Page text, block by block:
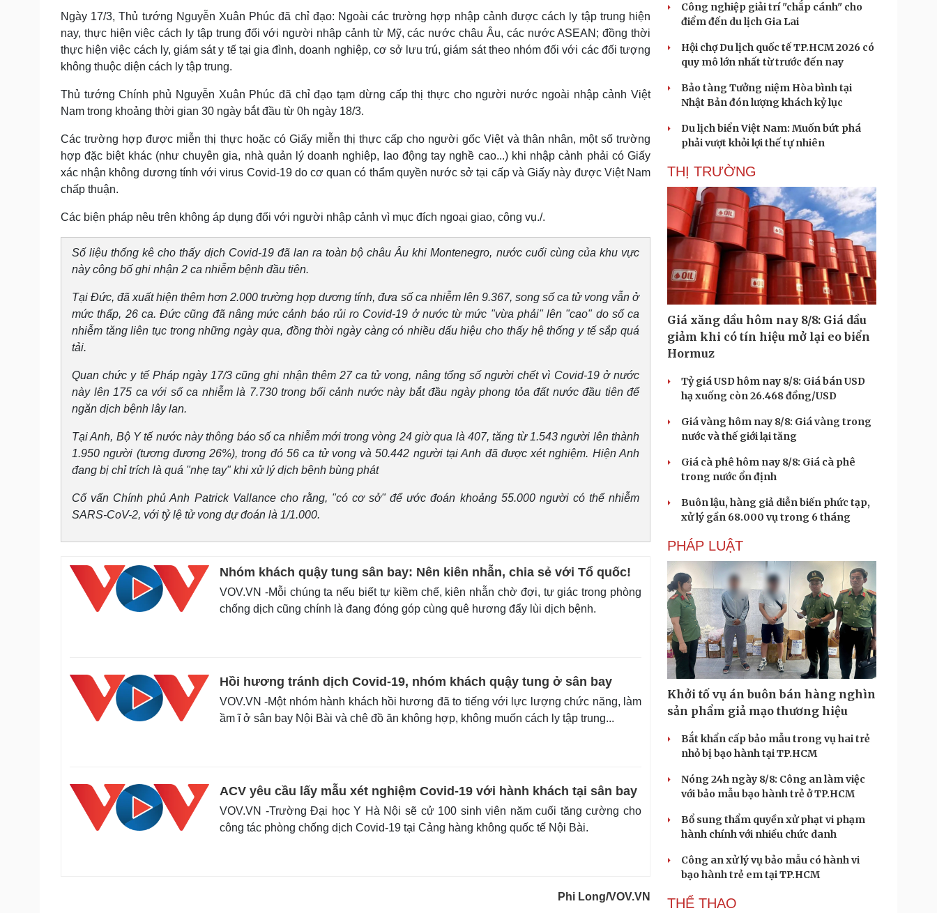
Ngày 17/3, Thủ tướng Nguyễn Xuân Phúc đã chỉ đạo: Ngoài các trường hợp nhập cảnh được cách ly tập trung hiện
nay, thực hiện việc cách ly tập trung đối với người nhập cảnh từ Mỹ, các nước châu Âu, các nước ASEAN; đồng thời
thực hiện việc cách ly, giám sát y tế tại gia đình, doanh nghiệp, cơ sở lưu trú, giám sát theo nhóm đối với các đối tượng
không thuộc diện cách ly tập trung.
Thủ tướng Chính phủ Nguyễn Xuân Phúc đã chỉ đạo tạm dừng cấp thị thực cho người nước ngoài nhập cảnh Việt
Nam trong khoảng thời gian 30 ngày bắt đầu từ 0h ngày 18/3.
Các trường hợp được miễn thị thực hoặc có Giấy miễn thị thực cấp cho người gốc Việt và thân nhân, một số trường
hợp đặc biệt khác (như chuyên gia, nhà quản lý doanh nghiệp, lao động tay nghề cao...) khi nhập cảnh phải có Giấy
xác nhận không dương tính với virus Covid-19 do cơ quan có thẩm quyền nước sở tại cấp và Giấy này được Việt Nam
chấp thuận.
Các biện pháp nêu trên không áp dụng đối với người nhập cảnh vì mục đích ngoại giao, công vụ./.
Số liệu thống kê cho thấy dịch Covid-19 đã lan ra toàn bộ châu Âu khi Montenegro, nước cuối cùng của khu vực
này công bố ghi nhận 2 ca nhiễm bệnh đầu tiên.
Tại Đức, đã xuất hiện thêm hơn 2.000 trường hợp dương tính, đưa số ca nhiễm lên 9.367, song số ca tử vong vẫn ở
mức thấp, 26 ca. Đức cũng đã nâng mức cảnh báo rủi ro Covid-19 ở nước từ mức "vừa phải" lên "cao" do số ca
nhiễm tăng liên tục trong những ngày qua, đồng thời ngày càng có nhiều dấu hiệu cho thấy hệ thống y tế sắp quá
tải.
Quan chức y tế Pháp ngày 17/3 cũng ghi nhận thêm 27 ca tử vong, nâng tổng số người chết vì Covid-19 ở nước
này lên 175 ca với số ca nhiễm là 7.730 trong bối cảnh nước này bắt đầu ngày phong tỏa đất nước đầu tiên để
ngăn dịch bệnh lây lan.
Tại Anh, Bộ Y tế nước này thông báo số ca nhiễm mới trong vòng 24 giờ qua là 407, tăng từ 1.543 người lên thành
1.950 người (tương đương 26%), trong đó 56 ca tử vong và 50.442 người tại Anh đã được xét nghiệm. Hiện Anh
đang bị chỉ trích là quá "nhẹ tay" khi xử lý dịch bệnh bùng phát
Cố vấn Chính phủ Anh Patrick Vallance cho rằng, "có cơ sở" để ước đoán khoảng 55.000 người có thể nhiễm
SARS-CoV-2, với tỷ lệ tử vong dự đoán là 1/1.000.
Nhóm khách quậy tung sân bay: Nên kiên nhẫn, chia sẻ với Tổ quốc!
VOV.VN -Mỗi chúng ta nếu biết tự kiềm chế, kiên nhẫn chờ đợi, tự giác trong phòng
chống dịch cũng chính là đang đóng góp cùng quê hương đẩy lùi dịch bệnh.
Hồi hương tránh dịch Covid-19, nhóm khách quậy tung ở sân bay
VOV.VN -Một nhóm hành khách hồi hương đã to tiếng với lực lượng chức năng, làm
ầm ĩ ở sân bay Nội Bài và chê đồ ăn không hợp, không muốn cách ly tập trung...
ACV yêu cầu lấy mẫu xét nghiệm Covid-19 với hành khách tại sân bay
VOV.VN -Trường Đại học Y Hà Nội sẽ cử 100 sinh viên năm cuối tăng cường cho
công tác phòng chống dịch Covid-19 tại Cảng hàng không quốc tế Nội Bài.
Phi Long/VOV.VN
Công nghiệp giải trí "chắp cánh" cho
điểm đến du lịch Gia Lai
Hội chợ Du lịch quốc tế TP.HCM 2026 có
quy mô lớn nhất từ trước đến nay
Bảo tàng Tưởng niệm Hòa bình tại
Nhật Bản đón lượng khách kỷ lục
Du lịch biển Việt Nam: Muốn bứt phá
phải vượt khỏi lợi thế tự nhiên
THỊ TRƯỜNG
Giá xăng dầu hôm nay 8/8: Giá dầu
giảm khi có tín hiệu mở lại eo biển
Hormuz
Tỷ giá USD hôm nay 8/8: Giá bán USD
hạ xuống còn 26.468 đồng/USD
Giá vàng hôm nay 8/8: Giá vàng trong
nước và thế giới lại tăng
Giá cà phê hôm nay 8/8: Giá cà phê
trong nước ổn định
Buôn lậu, hàng giả diễn biến phức tạp,
xử lý gần 68.000 vụ trong 6 tháng
PHÁP LUẬT
Khởi tố vụ án buôn bán hàng nghìn
sản phẩm giả mạo thương hiệu
Bắt khẩn cấp bảo mẫu trong vụ hai trẻ
nhỏ bị bạo hành tại TP.HCM
Nóng 24h ngày 8/8: Công an làm việc
với bảo mẫu bạo hành trẻ ở TP.HCM
Bổ sung thẩm quyền xử phạt vi phạm
hành chính với nhiều chức danh
Công an xử lý vụ bảo mẫu có hành vi
bạo hành trẻ em tại TP.HCM
THỂ THAO